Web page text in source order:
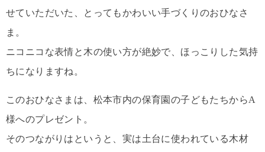
せていただいた、とってもかわいい手づくりのおひなさ
ま。
ニコニコな表情と木の使い方が絶妙で、ほっこりした気持
ちになりますね。
このおひなさまは、松本市内の保育園の子どもたちからA
様へのプレゼント。
そのつながりはというと、実は土台に使われている木材